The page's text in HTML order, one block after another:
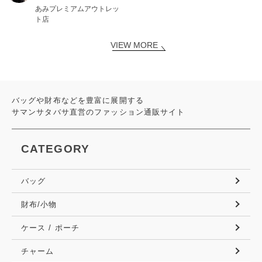
あみプレミアムアウトレッ
ト店
VIEW MORE
バッグや財布などを豊富に展開する
サマンサタバサ直営のファッション通販サイト
CATEGORY
バッグ
財布/小物
ケース / ポーチ
チャーム